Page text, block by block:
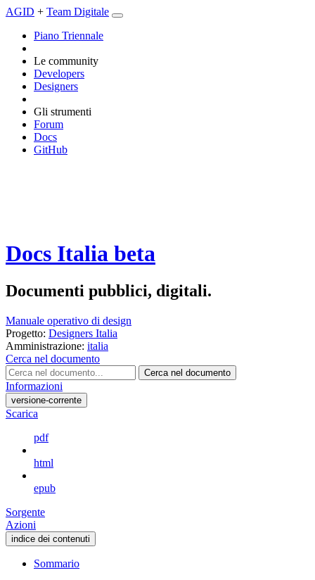
AGID + Team Digitale
Piano Triennale
Le community
Developers
Designers
Gli strumenti
Forum
Docs
GitHub
Docs Italia beta
Documenti pubblici, digitali.
Manuale operativo di design
Progetto: Designers Italia
Amministrazione: italia
Cerca nel documento
Cerca nel documento
Informazioni
versione-corrente
Scarica
pdf
html
epub
Sorgente
Azioni
indice dei contenuti
Sommario